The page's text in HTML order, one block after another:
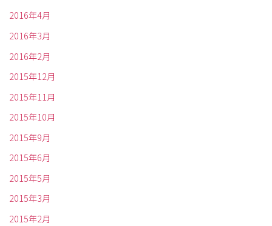
2016年4月
2016年3月
2016年2月
2015年12月
2015年11月
2015年10月
2015年9月
2015年6月
2015年5月
2015年3月
2015年2月